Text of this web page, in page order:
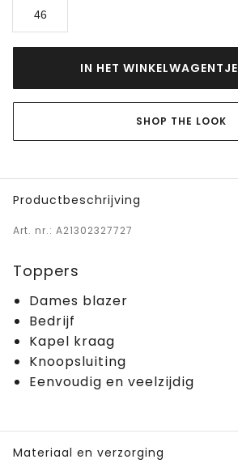
46
IN HET WINKELWAGENTJE
SHOP THE LOOK
Productbeschrijving
Art. nr.: A21302327727
Toppers
Dames blazer
Bedrijf
Kapel kraag
Knoopsluiting
Eenvoudig en veelzijdig
Materiaal en verzorging